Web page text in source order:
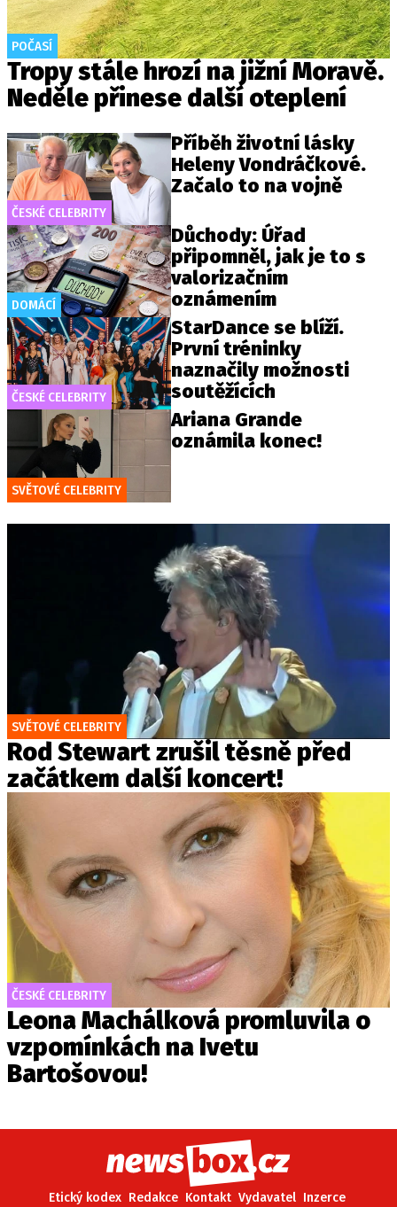
POČASÍ
Tropy stále hrozí na jižní Moravě.
Neděle přinese další oteplení
ČESKÉ CELEBRITY
Příběh životní lásky
Heleny Vondráčkové.
Začalo to na vojně
DOMÁCÍ
Důchody: Úřad
připomněl, jak je to s
valorizačním
oznámením
ČESKÉ CELEBRITY
StarDance se blíží.
První tréninky
naznačily možnosti
soutěžících
SVĚTOVÉ CELEBRITY
Ariana Grande
oznámila konec!
SVĚTOVÉ CELEBRITY
Rod Stewart zrušil těsně před
začátkem další koncert!
ČESKÉ CELEBRITY
Leona Machálková promluvila o
vzpomínkách na Ivetu
Bartošovou!
Etický kodex Redakce Kontakt Vydavatel Inzerce